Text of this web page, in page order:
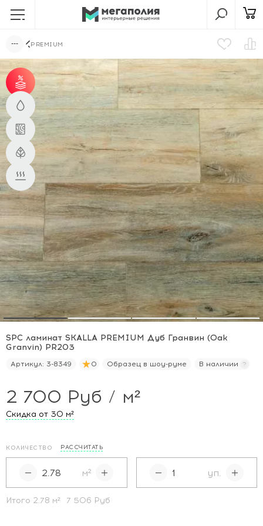
PREMIUM
от 30 м² - скидка 5%;
от 50 м² - скидка 7%;
от 100 м² - скидка
10%.
SPC ламинат SKALLA PREMIUM Дуб Гранвин (Oak
Granvin) PR203
Артикул: 3-8349 0 Образец в шоу-руме В наличии
2 700 Руб / м²
Скидка от 30 м²
КОЛИЧЕСТВО РАССЧИТАТЬ
м² уп.
Итого 2.78 м² 7 506 Руб